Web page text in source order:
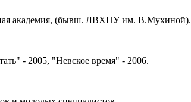
академия, (бывш. ЛВХПУ им. В.Мухиной).
- 2005, "Невское время" - 2006.